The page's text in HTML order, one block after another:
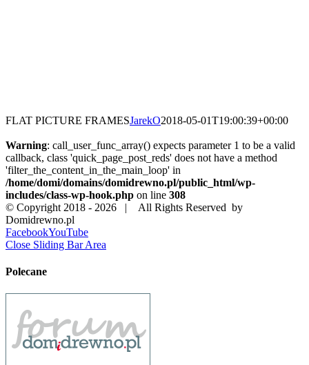
FLAT PICTURE FRAMESJarekO2018-05-01T19:00:39+00:00
Warning: call_user_func_array() expects parameter 1 to be a valid
callback, class 'quick_page_post_reds' does not have a method
'filter_the_content_in_the_main_loop' in
/home/domi/domains/domidrewno.pl/public_html/wp-
includes/class-wp-hook.php on line 308
© Copyright 2018 - 2026 | All Rights Reserved by
Domidrewno.pl
FacebookYouTube
Close Sliding Bar Area
Polecane